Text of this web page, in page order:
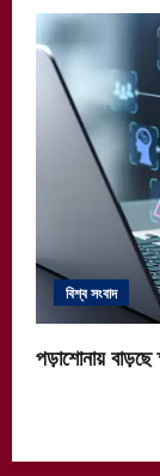
বিশ্ব সংবাদ
পড়াশোনায়